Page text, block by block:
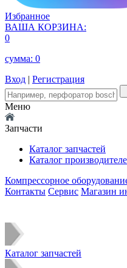
Избранное
ВАША КОРЗИНА:
0
сумма: 0
Вход | Регистрация
Меню
Запчасти
Каталог запчастей
Каталог
Компрессорное
Контакты Сервис Магазин
Каталог запчастей